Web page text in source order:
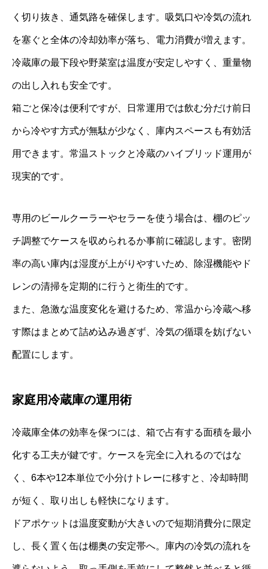
く切り抜き、通気路を確保します。吸気口や冷気の流れ
を塞ぐと全体の冷却効率が落ち、電力消費が増えます。
冷蔵庫の最下段や野菜室は温度が安定しやすく、重量物
の出し入れも安全です。
箱ごと保冷は便利ですが、日常運用では飲む分だけ前日
から冷やす方式が無駄が少なく、庫内スペースも有効活
用できます。常温ストックと冷蔵のハイブリッド運用が
現実的です。
専用のビールクーラーやセラーを使う場合は、棚のピッ
チ調整でケースを収められるか事前に確認します。密閉
率の高い庫内は湿度が上がりやすいため、除湿機能やド
レンの清掃を定期的に行うと衛生的です。
また、急激な温度変化を避けるため、常温から冷蔵へ移
す際はまとめて詰め込み過ぎず、冷気の循環を妨げない
配置にします。
家庭用冷蔵庫の運用術
冷蔵庫全体の効率を保つには、箱で占有する面積を最小
化する工夫が鍵です。ケースを完全に入れるのではな
く、6本や12本単位で小分けトレーに移すと、冷却時間
が短く、取り出しも軽快になります。
ドアポケットは温度変動が大きいので短期消費分に限定
し、長く置く缶は棚奥の安定帯へ。庫内の冷気の流れを